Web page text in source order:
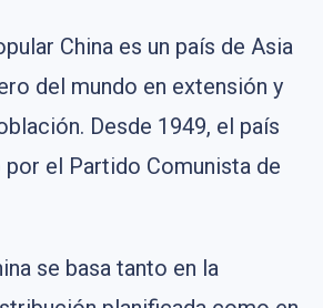
China es un país de Asia
del mundo en extensión y
Desde 1949, el país
el Partido Comunista de
se basa tanto en la